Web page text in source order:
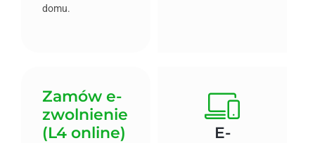
domu.
Zamów e-
zwolnienie
(L4 online)
E-